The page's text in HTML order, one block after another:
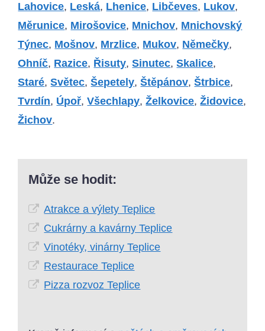
Lahovice, Leská, Lhenice, Libčeves, Lukov,
Měrunice, Mirošovice, Mnichov, Mnichovský
Týnec, Mošnov, Mrzlice, Mukov, Němečky,
Ohníč, Razice, Řisuty,Sinutec,Skalice,
Staré,Světec,Šepetely,Štěpánov,Štrbice,
Tvrdín, Úpoř,Všechlapy,Želkovice,Židovice,
Žichov.
Může se hodit:
Atrakce a výlety Teplice
Cukrárny a kavárny Teplice
Vinotéky, vinárny Teplice
Restaurace Teplice
Pizza rozvoz Teplice